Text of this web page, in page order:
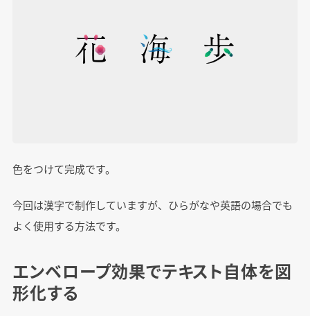
色をつけて完成です。
今回は漢字で制作していますが、ひらがなや英語の場合でも
よく使用する方法です。
エンベロープ効果でテキスト自体を図
形化する